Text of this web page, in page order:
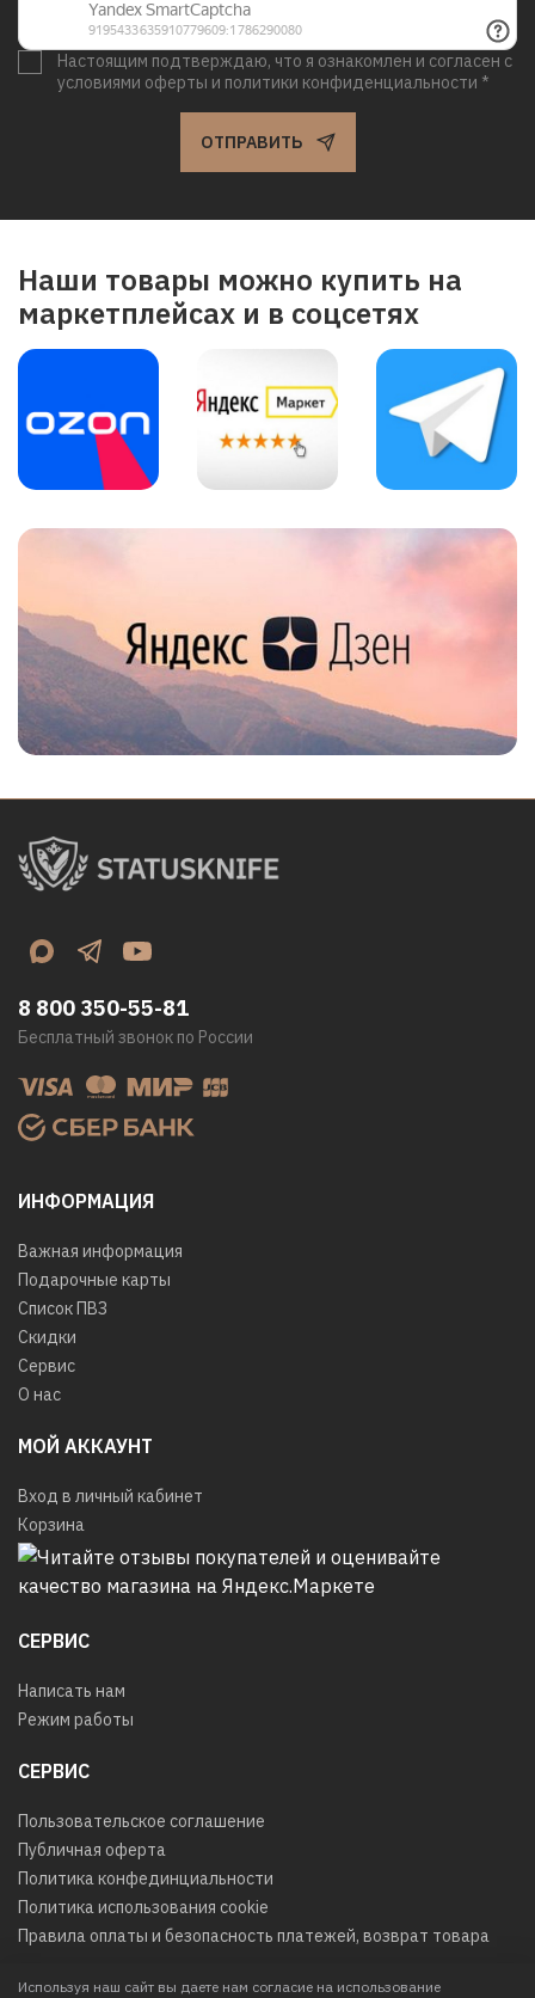
Настоящим подтверждаю, что я ознакомлен и согласен с
условиями оферты и политики конфиденциальности *
ОТПРАВИТЬ
Наши товары можно купить на
маркетплейсах и в соцсетях
ИНФОРМАЦИЯ
Важная информация
Подарочные карты
Список ПВЗ
Скидки
Сервис
О нас
МОЙ АККАУНТ
Вход в личный кабинет
Корзина
СЕРВИС
Написать нам
Режим работы
СЕРВИС
Пользовательское соглашение
Публичная оферта
Политика конфединциальности
Политика использования cookie
Правила оплаты и безопасность платежей, возврат товара
8 800 350-55-81
Бесплатный звонок по России
Используя наш сайт вы даете нам согласие на использование